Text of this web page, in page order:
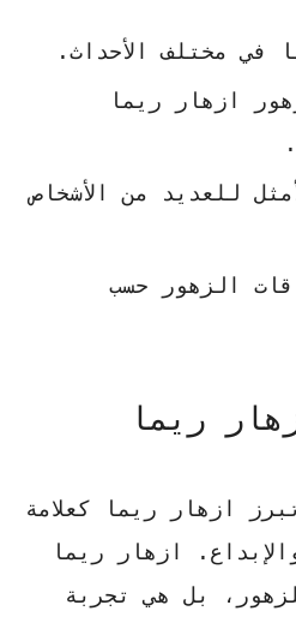
في مختلف الأحداث.
ازهار ريما
للعديد من الأشخاص
الزهور حسب
ريما
ازهار ريما
كعلامة
ازهار ريما
بل هي تجربة